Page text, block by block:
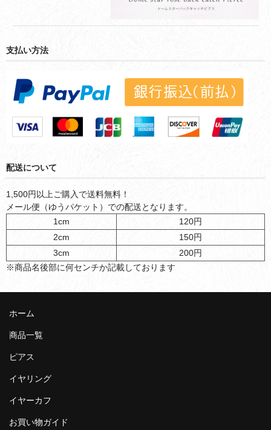
支払い方法
配送について
1,500円以上ご購入で送料無料！
メール便（ゆうパケット）での配送となります。
1cm
120円
2cm
150円
3cm
200円
※商品名後部に何センチか記載しております
ホーム
商品一覧
ピアス
イヤリング
イヤーカフ
お買い物ガイド